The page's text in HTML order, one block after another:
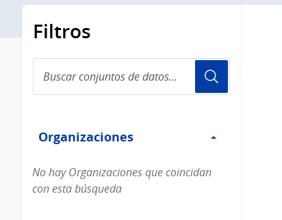
Filtros
conjuntos
de
Organizaciones
Organizaciones
No hay Organizaciones que coincidan
con esta búsqueda